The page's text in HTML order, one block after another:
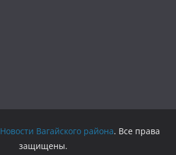
Новости Вагайского района. Все права
защищены.